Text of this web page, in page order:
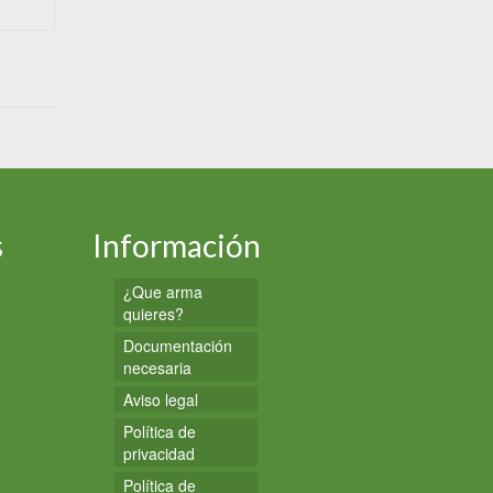
Información
¿Que arma
quieres?
Documentación
necesaria
Aviso legal
Política de
privacidad
Política de